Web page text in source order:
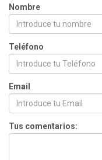
Nombre
Teléfono
Email
Tus comentarios: